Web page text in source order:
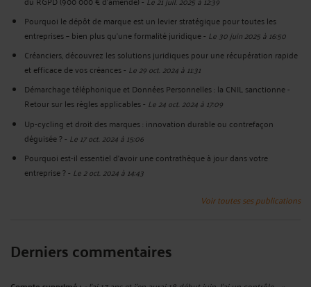
Pourquoi le dépôt de marque est un levier stratégique pour toutes les
entreprises – bien plus qu’une formalité juridique- Le 30 juin 2025 à 16:50
Créanciers, découvrez les solutions juridiques pour une récupération rapide
et efficace de vos créances- Le 29 oct. 2024 à 11:31
Démarchage téléphonique et Données Personnelles : la CNIL sanctionne -
Retour sur les règles applicables- Le 24 oct. 2024 à 17:09
Up-cycling et droit des marques : innovation durable ou contrefaçon
déguisée ?- Le 17 oct. 2024 à 15:06
Pourquoi est-il essentiel d'avoir une contrathèque à jour dans votre
entreprise ?- Le 2 oct. 2024 à 14:43
Voir toutes ses publications
Derniers commentaires